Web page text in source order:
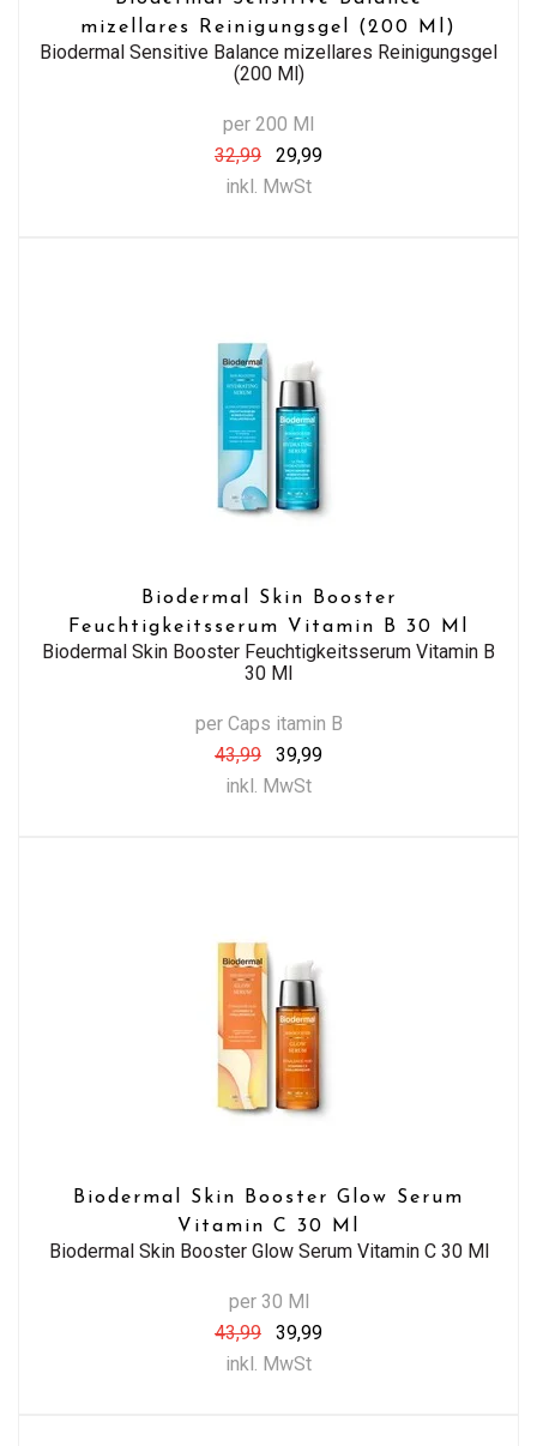
mizellares Reinigungsgel (200 Ml)
Biodermal Sensitive Balance mizellares Reinigungsgel
(200 Ml)
per 200 Ml
32,99
29,99
inkl. MwSt
Biodermal Skin Booster
Feuchtigkeitsserum Vitamin B 30 Ml
Biodermal Skin Booster Feuchtigkeitsserum Vitamin B
30 Ml
per Caps itamin B
43,99
39,99
inkl. MwSt
Biodermal Skin Booster Glow Serum
Vitamin C 30 Ml
Biodermal Skin Booster Glow Serum Vitamin C 30 Ml
per 30 Ml
43,99
39,99
inkl. MwSt